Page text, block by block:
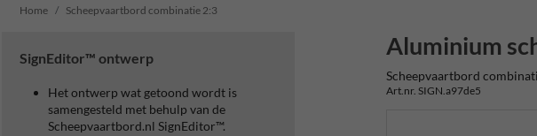
Home Scheepvaartbord combinatie 2:3
SignEditor™ ontwerp
Het ontwerp wat getoond wordt is
samengesteld met behulp van de
Scheepvaartbord.nl SignEditor™.
Aluminium
Scheepvaartbord
Art.nr. SIGN.a97de5